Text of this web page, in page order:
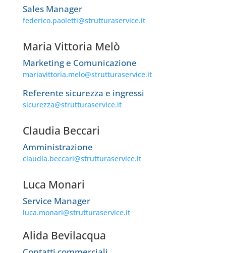
Sales Manager
federico.paoletti@strutturaservice.it
Maria Vittoria Melò
Marketing e Comunicazione
mariavittoria.melo@strutturaservice.it
Referente sicurezza e ingressi
sicurezza@strutturaservice.it
Claudia Beccari
Amministrazione
claudia.beccari@strutturaservice.it
Luca Monari
Service Manager
luca.monari@strutturaservice.it
Alida Bevilacqua